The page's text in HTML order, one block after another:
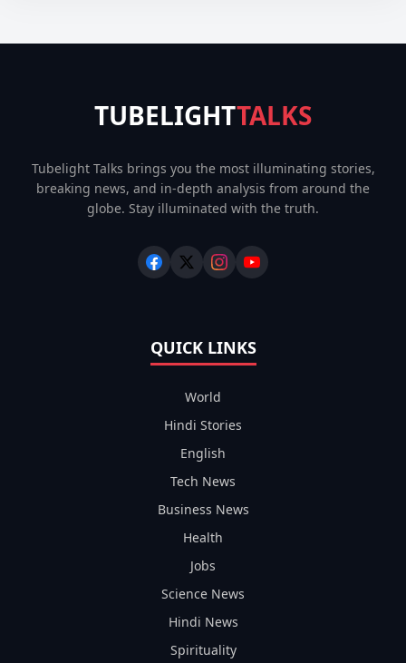
TUBELIGHTTALKS
Tubelight Talks brings you the most illuminating stories,
breaking news, and in-depth analysis from around the
globe. Stay illuminated with the truth.
QUICK LINKS
World
Hindi Stories
English
Tech News
Business News
Health
Jobs
Science News
Hindi News
Spirituality